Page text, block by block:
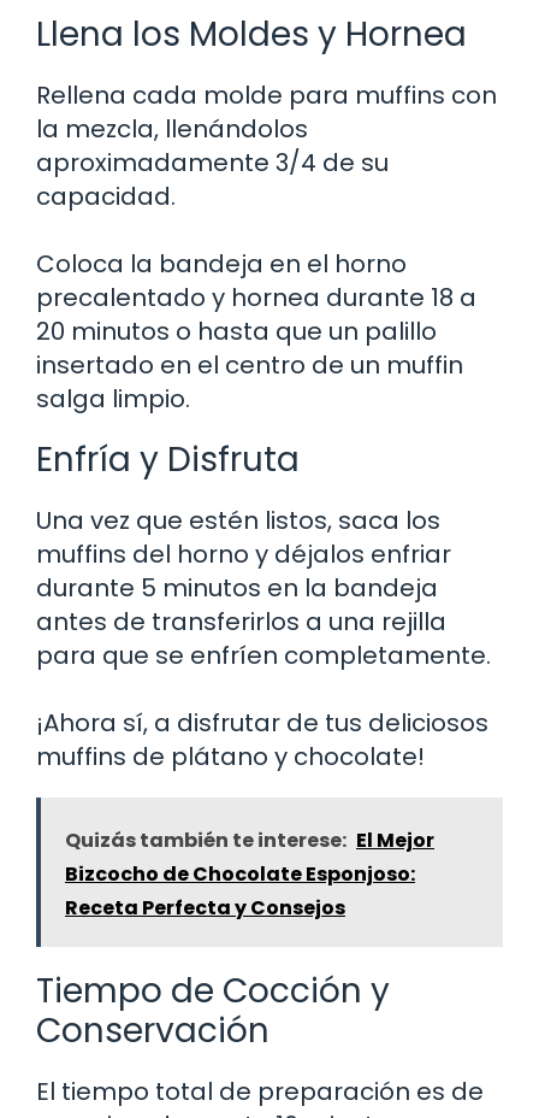
Llena los Moldes y Hornea
Rellena cada molde para muffins con
la mezcla, llenándolos
aproximadamente 3/4 de su
capacidad.
Coloca la bandeja en el horno
precalentado y hornea durante 18 a
20 minutos o hasta que un palillo
insertado en el centro de un muffin
salga limpio.
Enfría y Disfruta
Una vez que estén listos, saca los
muffins del horno y déjalos enfriar
durante 5 minutos en la bandeja
antes de transferirlos a una rejilla
para que se enfríen completamente.
¡Ahora sí, a disfrutar de tus deliciosos
muffins de plátano y chocolate!
Quizás también te interese: El Mejor
Bizcocho de Chocolate Esponjoso:
Receta Perfecta y Consejos
Tiempo de Cocción y
Conservación
El tiempo total de preparación es de